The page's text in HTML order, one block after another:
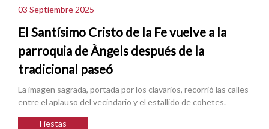
03 Septiembre 2025
El Santísimo Cristo de la Fe vuelve a la
parroquia de Àngels después de la
tradicional paseó
La imagen sagrada, portada por los clavarios, recorrió las calles
entre el aplauso del vecindario y el estallido de cohetes.
Fiestas